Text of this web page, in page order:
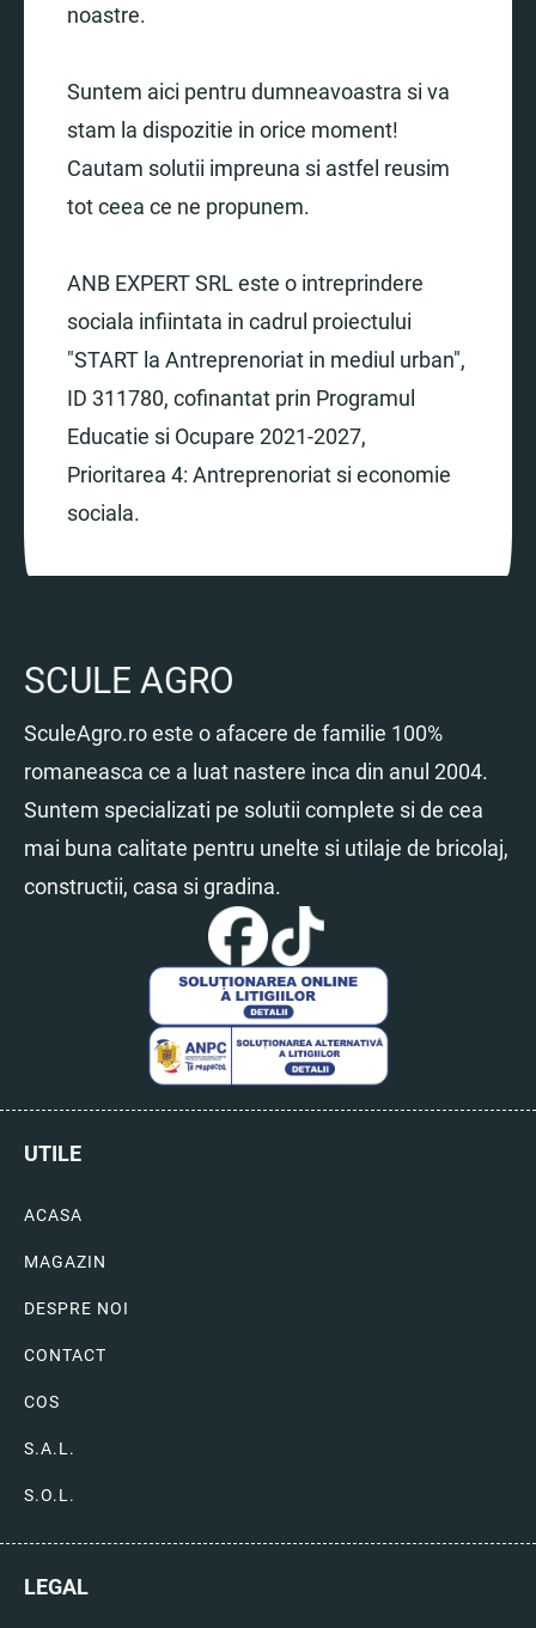
noastre.
Suntem aici pentru dumneavoastra si va
stam la dispozitie in orice moment!
Cautam solutii impreuna si astfel reusim
tot ceea ce ne propunem.
ANB EXPERT SRL este o intreprindere
sociala infiintata in cadrul proiectului
"START la Antreprenoriat in mediul urban",
ID 311780, cofinantat prin Programul
Educatie si Ocupare 2021-2027,
Prioritarea 4: Antreprenoriat si economie
sociala.
SCULE AGRO
SculeAgro.ro este o afacere de familie 100%
romaneasca ce a luat nastere inca din anul 2004.
Suntem specializati pe solutii complete si de cea
mai buna calitate pentru unelte si utilaje de bricolaj,
constructii, casa si gradina.
UTILE
ACASA
MAGAZIN
DESPRE NOI
CONTACT
COS
S.A.L.
S.O.L.
LEGAL